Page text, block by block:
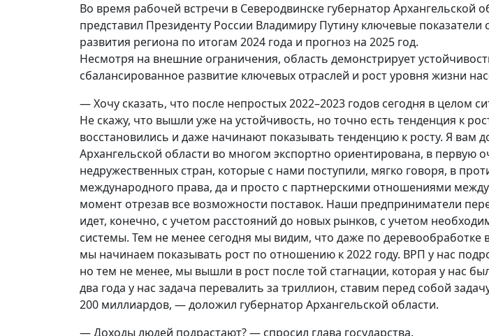
Во время рабочей встречи в Северодвинске губернатор Архангельской
представил Президенту России Владимиру Путину ключевые показатели
развития региона по итогам 2024 года и прогноз на 2025 год.
Несмотря на внешние ограничения, область демонстрирует
сбалансированное развитие ключевых отраслей и рост уровня жизни
— Хочу сказать, что после непростых 2022–2023 годов сегодня в целом
Не скажу, что вышли уже на устойчивость, но точно есть тенденция к
восстановились и даже начинают показывать тенденцию к росту. Я вам
Архангельской области во многом экспортно ориентирована, в первую
недружественных стран, которые с нами поступили, мягко говоря, в
международного права, да и просто с партнерскими отношениями
момент отрезав все возможности поставок. Наши предприниматели
идет, конечно, с учетом расстояний до новых рынков, с учетом
системы. Тем не менее сегодня мы видим, что даже по деревообработке
мы начинаем показывать рост по отношению к 2022 году. ВРП у нас
но тем не менее, мы вышли в рост после той стагнации, которая у нас
два года у нас задача перевалить за триллион, ставим перед собой
200 миллиардов, — доложил губернатор Архангельской области.
— Доходы людей подрастают? — спросил глава государства.